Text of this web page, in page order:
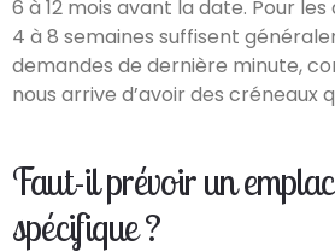
6 à 12 mois avant la date. Pour
4 à 8 semaines suffisent
demandes de dernière minute,
nous arrive d’avoir des créneaux
Faut-il prévoir un
spécifique ?